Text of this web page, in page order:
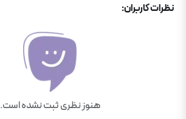
نظرات کاربران:
هنوز نظری ثبت نشده است.